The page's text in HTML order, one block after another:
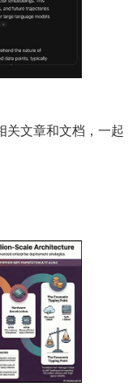
关文章和文档，一起